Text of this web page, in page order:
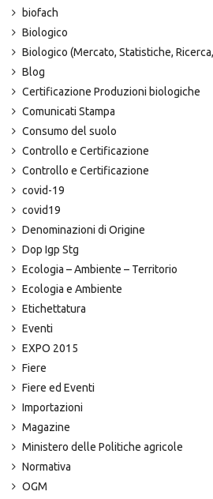
biofach
Biologico
Biologico (Mercato, Statistiche,
Blog
Certificazione Produzioni biologiche
Comunicati Stampa
Consumo del suolo
Controllo e Certificazione
Controllo e Certificazione
covid-19
covid19
Denominazioni di Origine
Dop Igp Stg
Ecologia – Ambiente – Territorio
Ecologia e Ambiente
Etichettatura
Eventi
EXPO 2015
Fiere
Fiere ed Eventi
Importazioni
Magazine
Ministero delle Politiche agricole
Normativa
OGM